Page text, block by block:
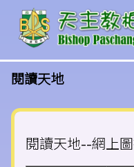
閱讀天地
閱讀天地--網上